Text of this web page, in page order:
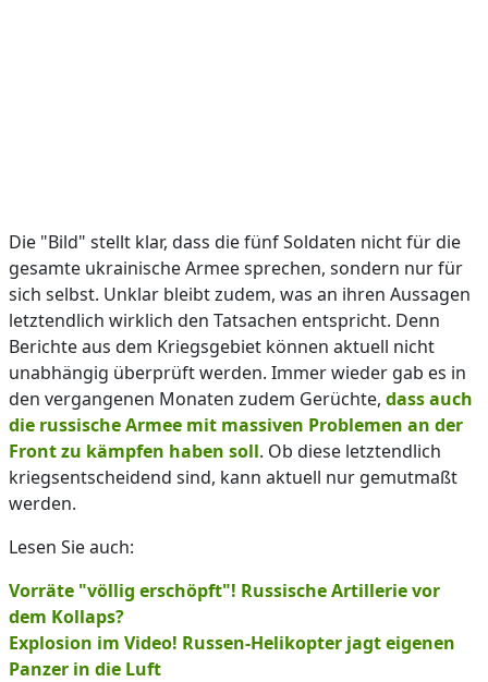
Die "Bild" stellt klar, dass die fünf Soldaten nicht für die
gesamte ukrainische Armee sprechen, sondern nur für
sich selbst. Unklar bleibt zudem, was an ihren Aussagen
letztendlich wirklich den Tatsachen entspricht. Denn
Berichte aus dem Kriegsgebiet können aktuell nicht
unabhängig überprüft werden. Immer wieder gab es in
den vergangenen Monaten zudem Gerüchte, dass auch
die russische Armee mit massiven Problemen an der
Front zu kämpfen haben soll. Ob diese letztendlich
kriegsentscheidend sind, kann aktuell nur gemutmaßt
werden.
Lesen Sie auch:
Vorräte "völlig erschöpft"! Russische Artillerie vor
dem Kollaps?
Explosion im Video! Russen-Helikopter jagt eigenen
Panzer in die Luft